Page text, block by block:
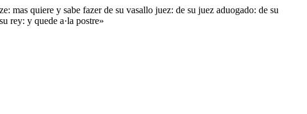
mas quiere y sabe fazer de su vasallo juez: de su juez aduogado: de su
rey: y quede a·la postre»